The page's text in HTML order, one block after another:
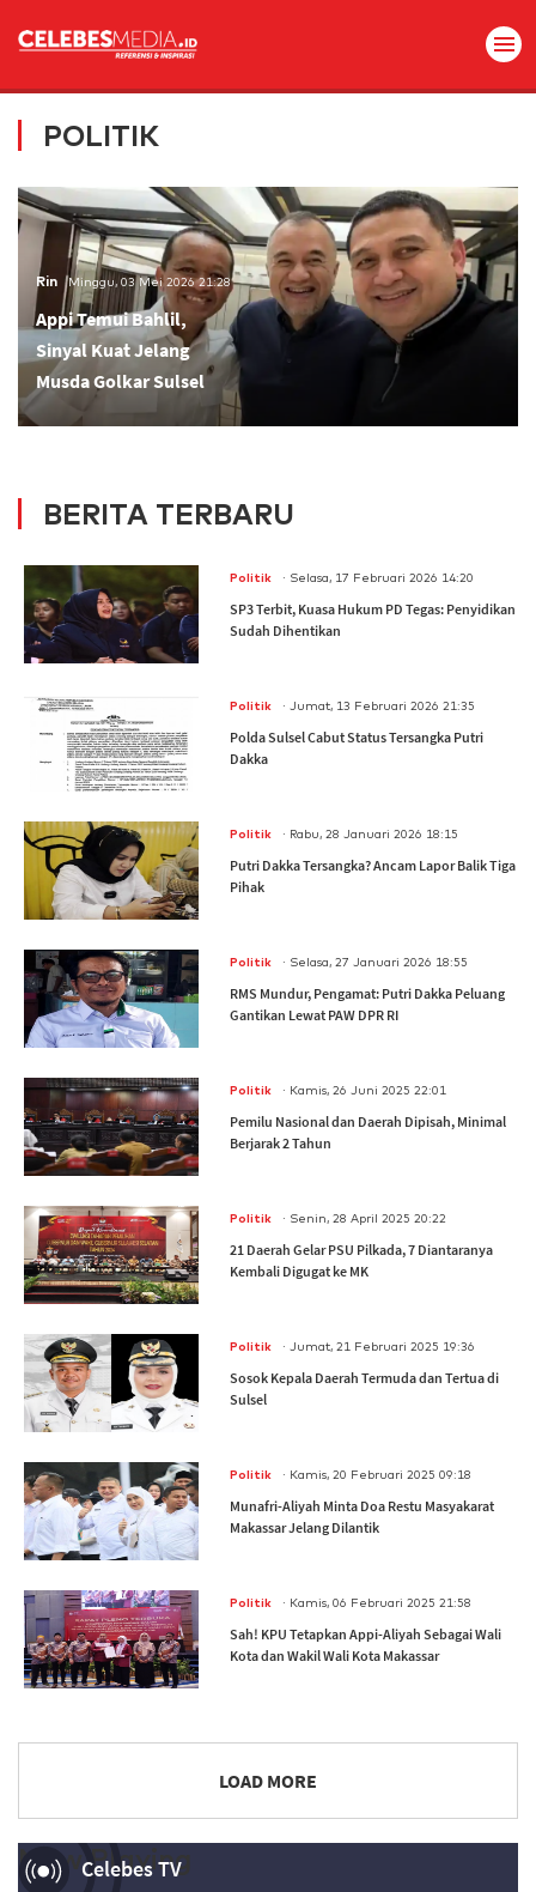
POLITIK
Rin Minggu, 03 Mei 2026 21:28
Appi Temui Bahlil,
Sinyal Kuat Jelang
Musda Golkar Sulsel
BERITA TERBARU
Politik . Selasa, 17 Februari 2026 14:20
SP3 Terbit, Kuasa Hukum PD Tegas: Penyidikan
Sudah Dihentikan
Politik . Jumat, 13 Februari 2026 21:35
Polda Sulsel Cabut Status Tersangka Putri
Dakka
Politik . Rabu, 28 Januari 2026 18:15
Putri Dakka Tersangka? Ancam Lapor Balik Tiga
Pihak
Politik . Selasa, 27 Januari 2026 18:55
RMS Mundur, Pengamat: Putri Dakka Peluang
Gantikan Lewat PAW DPR RI
Politik . Kamis, 26 Juni 2025 22:01
Pemilu Nasional dan Daerah Dipisah, Minimal
Berjarak 2 Tahun
Politik . Senin, 28 April 2025 20:22
21 Daerah Gelar PSU Pilkada, 7 Diantaranya
Kembali Digugat ke MK
Politik . Jumat, 21 Februari 2025 19:36
Sosok Kepala Daerah Termuda dan Tertua di
Sulsel
Politik . Kamis, 20 Februari 2025 09:18
Munafri-Aliyah Minta Doa Restu Masyakarat
Makassar Jelang Dilantik
Politik . Kamis, 06 Februari 2025 21:58
Sah! KPU Tetapkan Appi-Aliyah Sebagai Wali
Kota dan Wakil Wali Kota Makassar
LOAD MORE
Celebes TV
Now Playing